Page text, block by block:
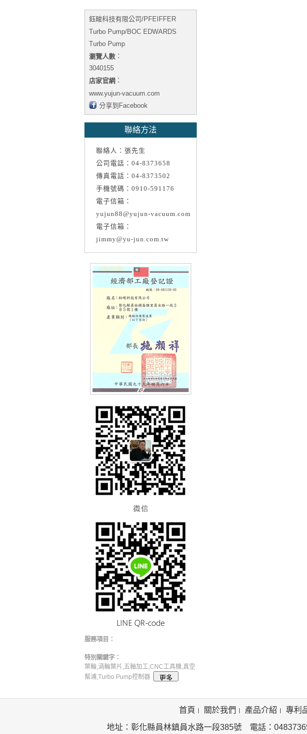
鈺畯科技有限公司/PFEIFFER
Turbo Pump/BOC EDWARDS
Turbo Pump
瀏覽人數 ：
3040155
店家官網 ：
www.yujun-vacuum.com
分享到Facebook
聯絡方法
聯絡人：張先生
公司電話：04-8373658
傳真電話：04-8373502
手機號碼：0910-591176
電子信箱：
yujun88@yujun-vacuum.com
電子信箱：
jimmy@yu-jun.com.tw
服務項目：
特別關鍵字：
葉輪,渦輪葉片,五軸加工,CNC工具機,真空
幫浦,Turbo Pump控制器
首頁 關於我們 產品介紹 專利
地址：彰化縣員林鎮員水路一段385號 電話：